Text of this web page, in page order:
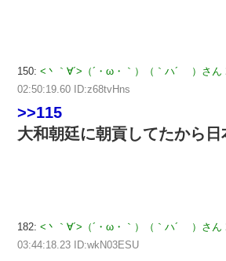
150: <丶｀∀´>（´・ω・｀）（｀ハ´ ）さん
02:50:19.60 ID:z68tvHns
>>115
大和朝廷に朝貢してたから日
182: <丶｀∀´>（´・ω・｀）（｀ハ´ ）さん
03:44:18.23 ID:wkN03ESU